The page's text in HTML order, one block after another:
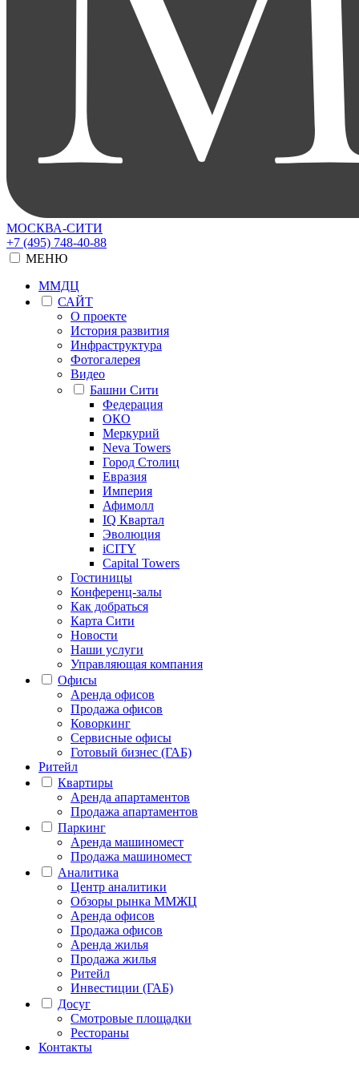
МОСКВА-СИТИ
+7 (495) 748-40-88
МЕНЮ
ММДЦ
САЙТ
О проекте
История развития
Инфраструктура
Фотогалерея
Видео
Башни Сити
Федерация
ОКО
Меркурий
Neva Towers
Город Столиц
Евразия
Империя
Афимолл
IQ Квартал
Эволюция
iCITY
Capital Towers
Гостиницы
Конференц-залы
Как добраться
Карта Сити
Новости
Наши услуги
Управляющая компания
Офисы
Аренда офисов
Продажа офисов
Коворкинг
Сервисные офисы
Готовый бизнес (ГАБ)
Ритейл
Квартиры
Аренда апартаментов
Продажа апартаментов
Паркинг
Аренда машиномест
Продажа машиномест
Аналитика
Центр аналитики
Обзоры рынка ММЖЦ
Аренда офисов
Продажа офисов
Аренда жилья
Продажа жилья
Ритейл
Инвестиции (ГАБ)
Досуг
Смотровые площадки
Рестораны
Контакты